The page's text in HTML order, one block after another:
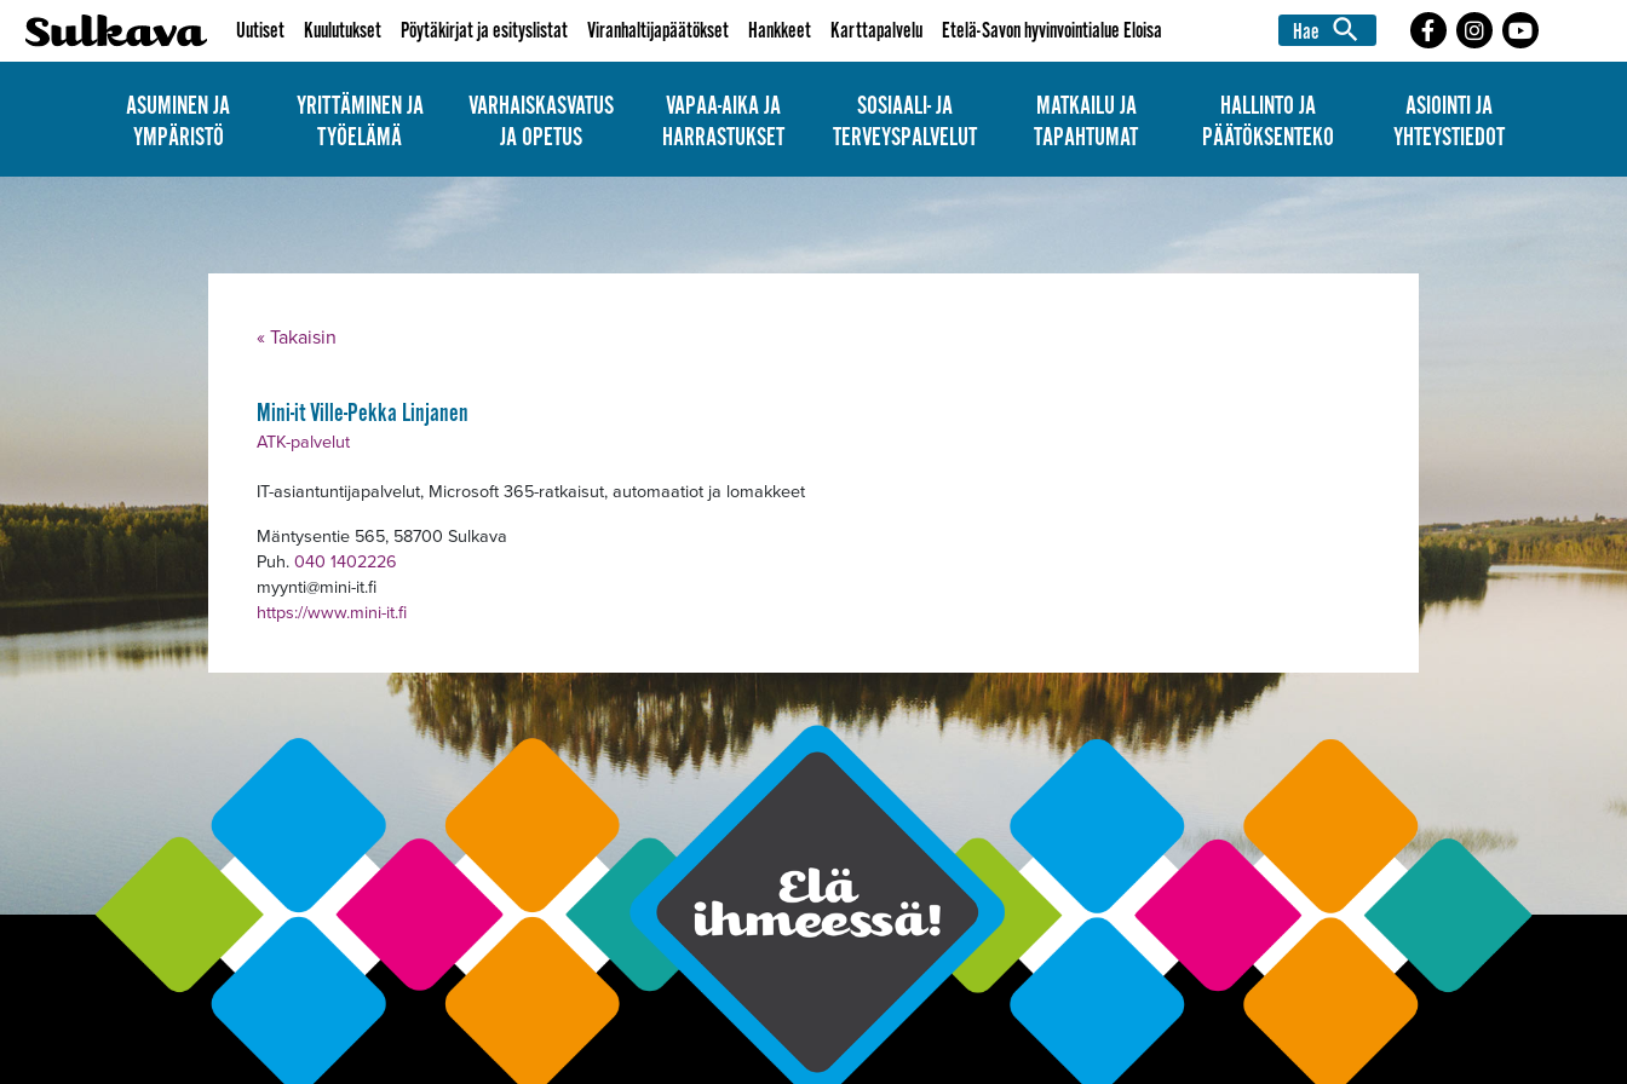
Uutiset Kuulutukset Pöytäkirjat ja esityslistat Viranhaltijapäätökset Hankkeet Karttapalvelu Etelä-Savon hyvinvointialue Eloisa Hae search
ASUMINEN JA
YMPÄRISTÖ
YRITTÄMINEN JA
TYÖELÄMÄ
VARHAISKASVATUS
JA OPETUS
VAPAA-AIKA JA
HARRASTUKSET
SOSIAALI- JA
TERVEYSPALVELUT
MATKAILU JA
TAPAHTUMAT
HALLINTO JA
PÄÄTÖKSENTEKO
ASIOINTI JA
YHTEYSTIEDOT
« Takaisin
Mini-it Ville-Pekka Linjanen
ATK-palvelut
IT-asiantuntijapalvelut, Microsoft 365-ratkaisut, automaatiot ja lomakkeet
Mäntysentie 565, 58700 Sulkava
Puh.040 1402226
myynti mini-it.fi
https://www.mini-it.fi